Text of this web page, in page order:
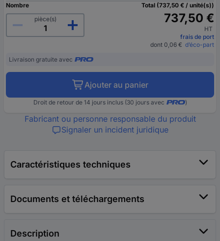
Nombre
pièce(s)
Total (737,50 € / unité(s))
737,50 €
HT
frais de port
dont 0,06 € d’éco-part
Livraison gratuite avec
Ajouter au panier
Droit de retour de 14 jours inclus (30 jours avec )
Fabricant ou personne responsable du produit
Signaler un incident juridique
Caractéristiques techniques
Documents et téléchargements
Description